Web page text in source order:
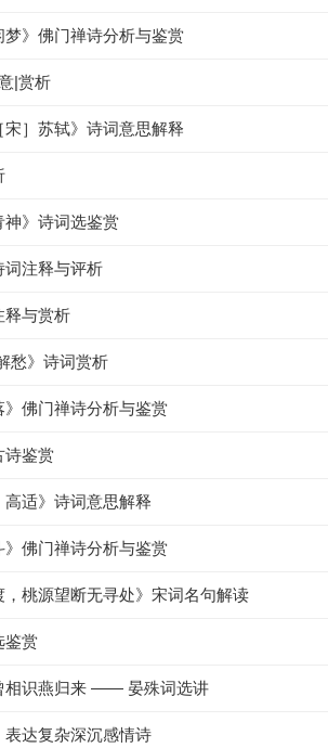
》佛门禅诗分析与鉴赏
|赏析
］苏轼》诗词意思解释
》诗词选鉴赏
词注释与评析
释与赏析
愁》诗词赏析
佛门禅诗分析与鉴赏
鉴赏
适》诗词意思解释
佛门禅诗分析与鉴赏
，桃源望断无寻处》宋词名句解读
鉴赏
相识燕归来 —— 晏殊词选讲
达复杂深沉感情诗